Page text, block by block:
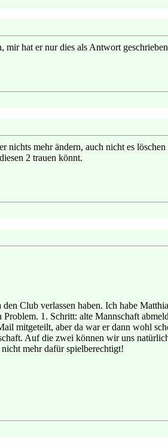
mir hat er nur dies als Antwort
mehr ändern, auch nicht es
2 trauen könnt.
Club verlassen haben. Ich habe
1. Schritt: alte Mannschaft
mitgeteilt, aber da war er dann wohl
Auf die zwei können wir uns
mehr dafür spielberechtigt!